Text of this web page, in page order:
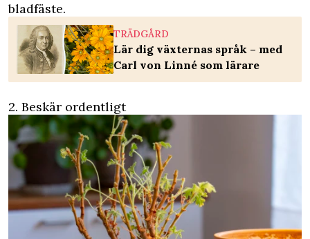
bladfäste.
TRÄDGÅRD
Lär dig växternas språk – med
Carl von Linné som lärare
2. Beskär ordentligt